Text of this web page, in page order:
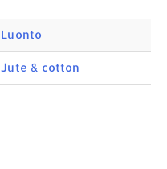
Luonto
Jute & cotton